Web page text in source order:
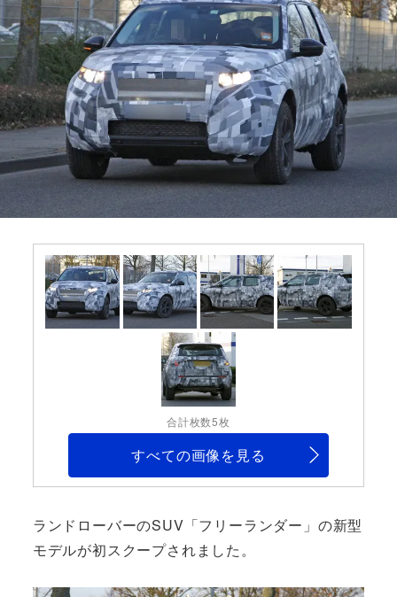
合計枚数5枚
すべての画像を見る
ランドローバーのSUV「フリーランダー」の新型
モデルが初スクープされました。